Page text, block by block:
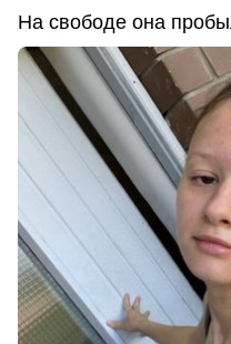
На свободе она